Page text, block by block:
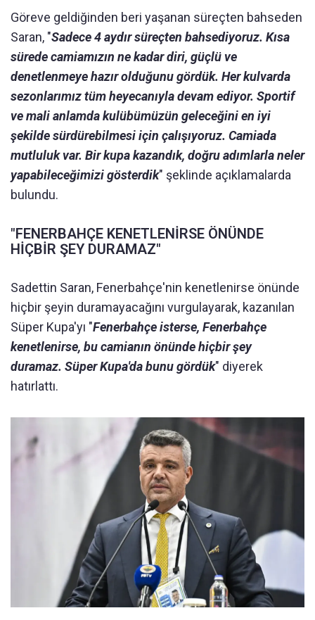
Göreve geldiğinden beri yaşanan süreçten bahseden
Saran, "Sadece 4 aydır süreçten bahsediyoruz. Kısa
sürede camiamızın ne kadar diri, güçlü ve
denetlenmeye hazır olduğunu gördük. Her kulvarda
sezonlarımız tüm heyecanıyla devam ediyor. Sportif
ve mali anlamda kulübümüzün geleceğini en iyi
şekilde sürdürebilmesi için çalışıyoruz. Camiada
mutluluk var. Bir kupa kazandık, doğru adımlarla neler
yapabileceğimizi gösterdik" şeklinde açıklamalarda
bulundu.
"FENERBAHÇE KENETLENİRSE ÖNÜNDE
HİÇBİR ŞEY DURAMAZ"
Sadettin Saran, Fenerbahçe'nin kenetlenirse önünde
hiçbir şeyin duramayacağını vurgulayarak, kazanılan
Süper Kupa'yı "Fenerbahçe isterse, Fenerbahçe
kenetlenirse, bu camianın önünde hiçbir şey
duramaz. Süper Kupa'da bunu gördük" diyerek
hatırlattı.